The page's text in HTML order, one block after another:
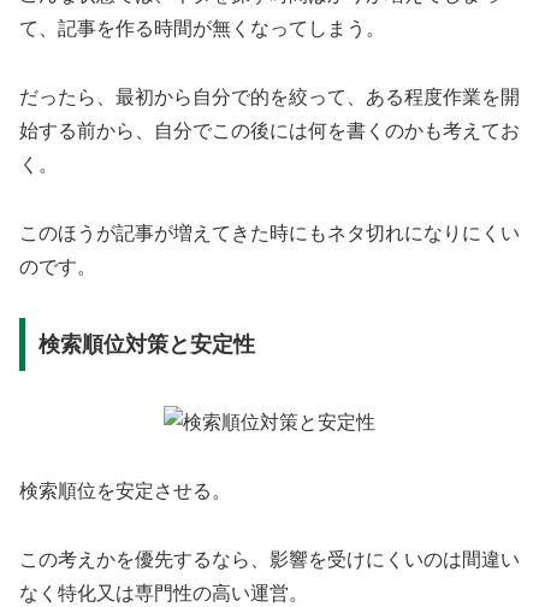
て、記事を作る時間が無くなってしまう。
だったら、最初から自分で的を絞って、ある程度作業を開
始する前から、自分でこの後には何を書くのかも考えてお
く。
このほうが記事が増えてきた時にもネタ切れになりにくい
のです。
検索順位対策と安定性
検索順位を安定させる。
この考えかを優先するなら、影響を受けにくいのは間違い
なく特化又は専門性の高い運営。